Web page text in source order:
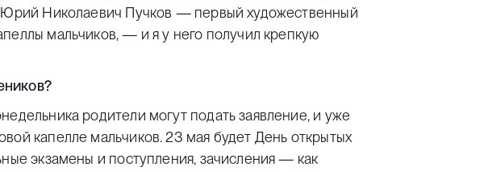
Юрий Николаевич Пучков — первый художественный
мальчиков, — и я у него получил крепкую
родители могут подать заявление, и уже
капелле мальчиков. 23 мая будет День открытых
экзамены и поступления, зачисления — как